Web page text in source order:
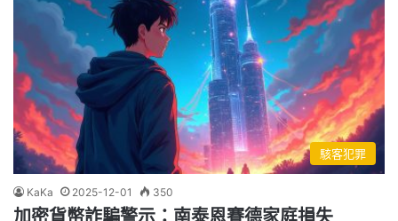
駭客犯罪
KaKa 2025-12-01 350
加密貨幣詐騙警示：南泰恩賽德家庭損失